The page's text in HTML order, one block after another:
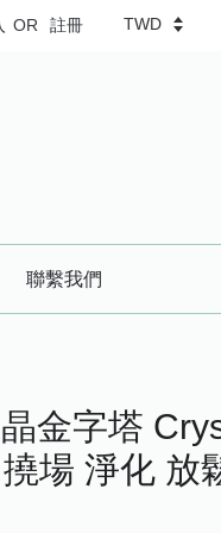
OR 註冊
聯繫我們
金字塔
場 淨化 放